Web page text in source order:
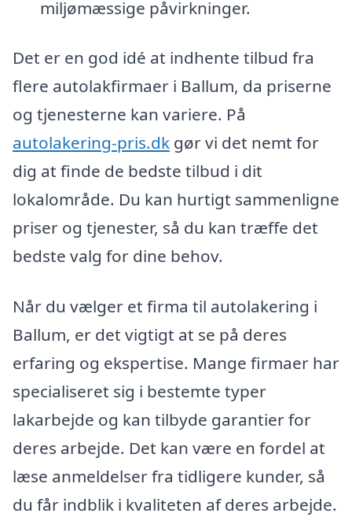
miljømæssige påvirkninger.
Det er en god idé at indhente tilbud fra
flere autolakfirmaer i Ballum, da priserne
og tjenesterne kan variere. På
autolakering-pris.dk gør vi det nemt for
dig at finde de bedste tilbud i dit
lokalområde. Du kan hurtigt sammenligne
priser og tjenester, så du kan træffe det
bedste valg for dine behov.
Når du vælger et firma til autolakering i
Ballum, er det vigtigt at se på deres
erfaring og ekspertise. Mange firmaer har
specialiseret sig i bestemte typer
lakarbejde og kan tilbyde garantier for
deres arbejde. Det kan være en fordel at
læse anmeldelser fra tidligere kunder, så
du får indblik i kvaliteten af deres arbejde.